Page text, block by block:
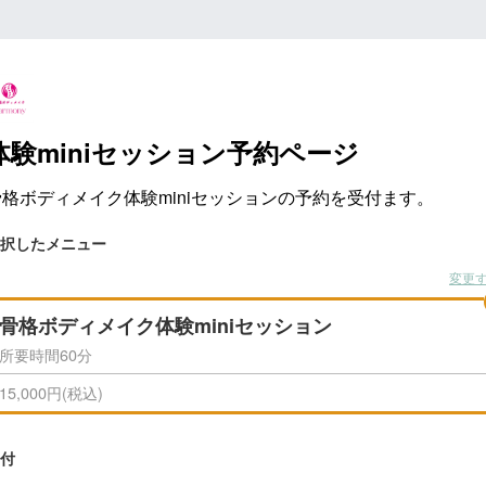
験miniセッション予約ページ
ボディメイク体験miniセッションの予約を受付ます。
したメニュー
変更
骨格ボディメイク体験miniセッション
所要時間60分
15,000円(税込)